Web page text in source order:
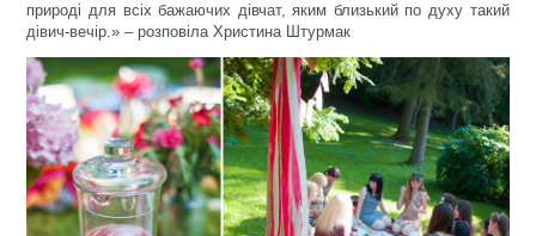
природі для всіх бажаючих дівчат, яким близький по духу такий
дівич-вечір.» – розповіла Христина Штурмак